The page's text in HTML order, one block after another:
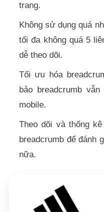
trang.
Không sử dụng quá
tối đa không quá 5
dễ theo dõi.
Tối ưu hóa
bảo breadcrumb
mobile.
Theo dõi và thống
breadcrumb để đánh
nữa.